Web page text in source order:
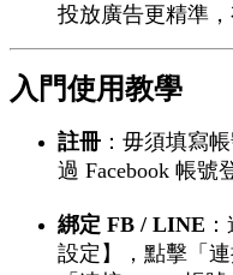
投放廣告更精準
入門使用教學
註冊 ：毋須填寫
過 Facebook 帳號
綁定 FB / LINE
設定】，點擊「